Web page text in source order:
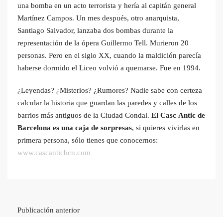
una bomba en un acto terrorista y hería al capitán general
Martínez Campos. Un mes después, otro anarquista,
Santiago Salvador, lanzaba dos bombas durante la
representación de la ópera Guillermo Tell. Murieron 20
personas. Pero en el siglo XX, cuando la maldición parecía
haberse dormido el Liceo volvió a quemarse. Fue en 1994.
¿Leyendas? ¿Misterios? ¿Rumores? Nadie sabe con certeza
calcular la historia que guardan las paredes y calles de los
barrios más antiguos de la Ciudad Condal. El Casc Antic de
Barcelona es una caja de sorpresas, si quieres vivirlas en
primera persona, sólo tienes que conocernos:
www.cascanticbcn.com
Publicación anterior